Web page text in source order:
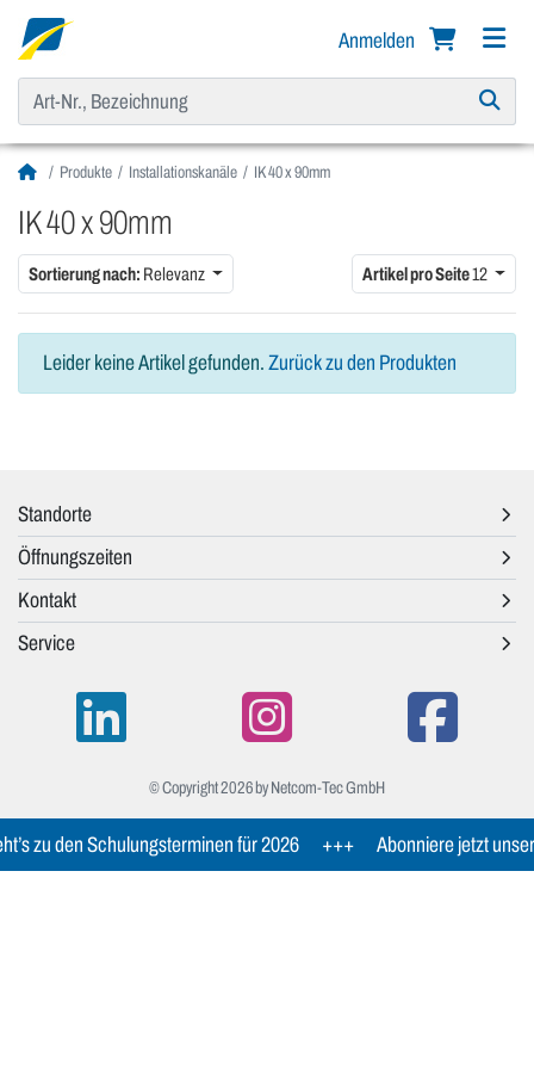
Anmelden
Produkte Installationskanäle IK 40 x 90mm
IK 40 x 90mm
Sortierung nach: Relevanz Artikel pro Seite12
Leider keine Artikel gefunden. Zurück zu den Produkten
Standorte
Öffnungszeiten
Kontakt
Service
© Copyright 2026 by Netcom-Tec GmbH
zu den Schulungsterminen für 2026 +++ Abonniere jetzt